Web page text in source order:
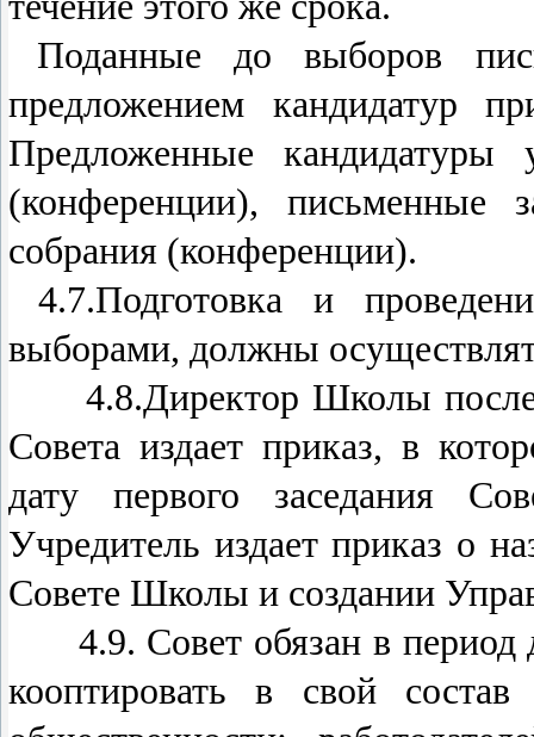
Поданные до выборов
предложением кандидатур
Предложенные кандидатуры
(конференции), письменные
собрания (конференции).
4.7.Подготовка и
выборами, должны
4.8.Директор Школы после
Совета издает приказ, в
дату первого заседания
Учредитель издает приказ о
Совете Школы и создании
4.9. Совет обязан в период
кооптировать в свой